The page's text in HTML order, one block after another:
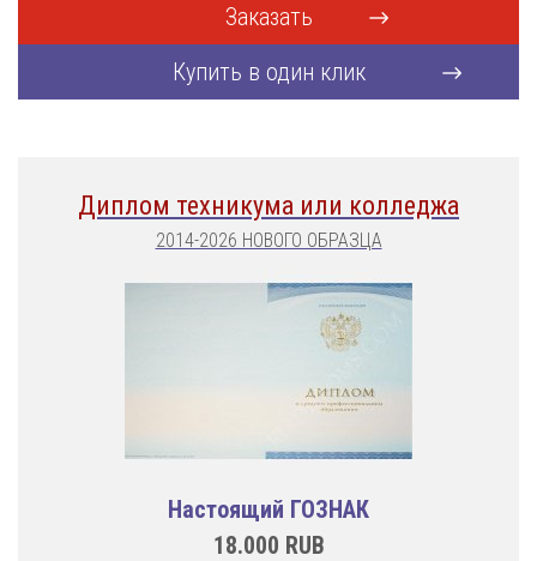
Заказать
Купить в один клик
Диплом техникума или колледжа
2014-2026 НОВОГО ОБРАЗЦА
Настоящий ГОЗНАК
18.000 RUB